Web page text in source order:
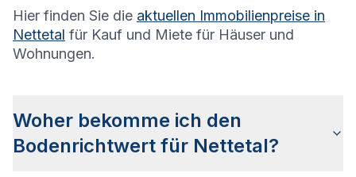
Hier finden Sie die aktuellen Immobilienpreise in
Nettetal für Kauf und Miete für Häuser und
Wohnungen.
Woher bekomme ich den
Bodenrichtwert für Nettetal?